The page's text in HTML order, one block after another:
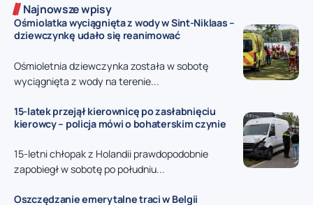
Najnowsze wpisy
Ośmiolatka wyciągnięta z wody w Sint-Niklaas –
dziewczynkę udało się reanimować
Ośmioletnia dziewczynka została w sobotę
wyciągnięta z wody na terenie...
15-latek przejął kierownicę po zasłabnięciu
kierowcy – policja mówi o bohaterskim czynie
15-letni chłopak z Holandii prawdopodobnie
zapobiegł w sobotę po południu...
Oszczędzanie emerytalne traci w Belgii